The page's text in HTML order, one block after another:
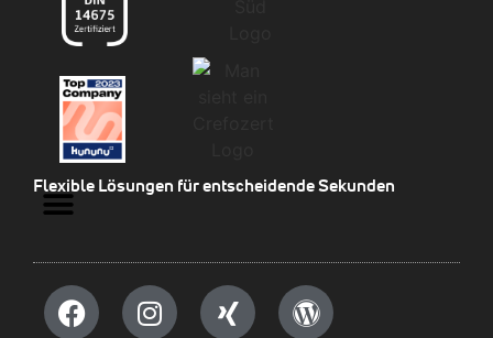
Flexible Lösungen für entscheidende Sekunden